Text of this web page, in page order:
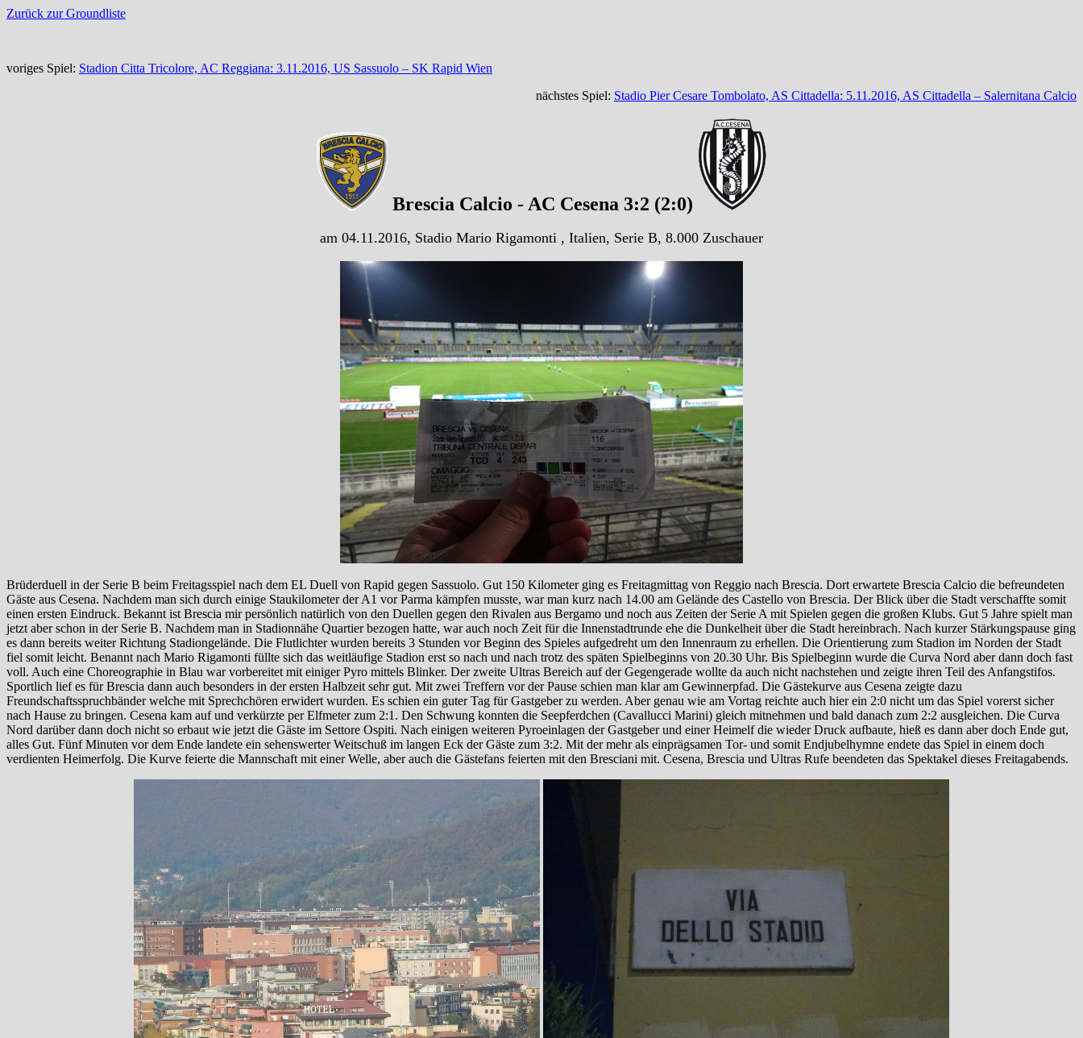
Zurück zur Groundliste
voriges Spiel: Stadion Citta Tricolore, AC Reggiana: 3.11.2016, US Sassuolo – SK Rapid Wien
nächstes Spiel: Stadio Pier Cesare Tombolato, AS Cittadella: 5.11.2016, AS Cittadella – Salernitana Calcio
Brescia Calcio - AC Cesena 3:2 (2:0)
am 04.11.2016, Stadio Mario Rigamonti , Italien, Serie B, 8.000 Zuschauer
Brüderduell in der Serie B beim Freitagsspiel nach dem EL Duell von Rapid gegen Sassuolo. Gut 150 Kilometer ging es Freitagmittag von Reggio nach Brescia. Dort erwartete Brescia Calcio die befreundeten
Gäste aus Cesena. Nachdem man sich durch einige Staukilometer der A1 vor Parma kämpfen musste, war man kurz nach 14.00 am Gelände des Castello von Brescia. Der Blick über die Stadt verschaffte somit
einen ersten Eindruck. Bekannt ist Brescia mir persönlich natürlich von den Duellen gegen den Rivalen aus Bergamo und noch aus Zeiten der Serie A mit Spielen gegen die großen Klubs. Gut 5 Jahre spielt man
jetzt aber schon in der Serie B. Nachdem man in Stadionnähe Quartier bezogen hatte, war auch noch Zeit für die Innenstadtrunde ehe die Dunkelheit über die Stadt hereinbrach. Nach kurzer Stärkungspause ging
es dann bereits weiter Richtung Stadiongelände. Die Flutlichter wurden bereits 3 Stunden vor Beginn des Spieles aufgedreht um den Innenraum zu erhellen. Die Orientierung zum Stadion im Norden der Stadt
fiel somit leicht. Benannt nach Mario Rigamonti füllte sich das weitläufige Stadion erst so nach und nach trotz des späten Spielbeginns von 20.30 Uhr. Bis Spielbeginn wurde die Curva Nord aber dann doch fast
voll. Auch eine Choreographie in Blau war vorbereitet mit einiger Pyro mittels Blinker. Der zweite Ultras Bereich auf der Gegengerade wollte da auch nicht nachstehen und zeigte ihren Teil des Anfangstifos.
Sportlich lief es für Brescia dann auch besonders in der ersten Halbzeit sehr gut. Mit zwei Treffern vor der Pause schien man klar am Gewinnerpfad. Die Gästekurve aus Cesena zeigte dazu
Freundschaftsspruchbänder welche mit Sprechchören erwidert wurden. Es schien ein guter Tag für Gastgeber zu werden. Aber genau wie am Vortag reichte auch hier ein 2:0 nicht um das Spiel vorerst sicher
nach Hause zu bringen. Cesena kam auf und verkürzte per Elfmeter zum 2:1. Den Schwung konnten die Seepferdchen (Cavallucci Marini) gleich mitnehmen und bald danach zum 2:2 ausgleichen. Die Curva
Nord darüber dann doch nicht so erbaut wie jetzt die Gäste im Settore Ospiti. Nach einigen weiteren Pyroeinlagen der Gastgeber und einer Heimelf die wieder Druck aufbaute, hieß es dann aber doch Ende gut,
alles Gut. Fünf Minuten vor dem Ende landete ein sehenswerter Weitschuß im langen Eck der Gäste zum 3:2. Mit der mehr als einprägsamen Tor- und somit Endjubelhymne endete das Spiel in einem doch
verdienten Heimerfolg. Die Kurve feierte die Mannschaft mit einer Welle, aber auch die Gästefans feierten mit den Bresciani mit. Cesena, Brescia und Ultras Rufe beendeten das Spektakel dieses Freitagabends.